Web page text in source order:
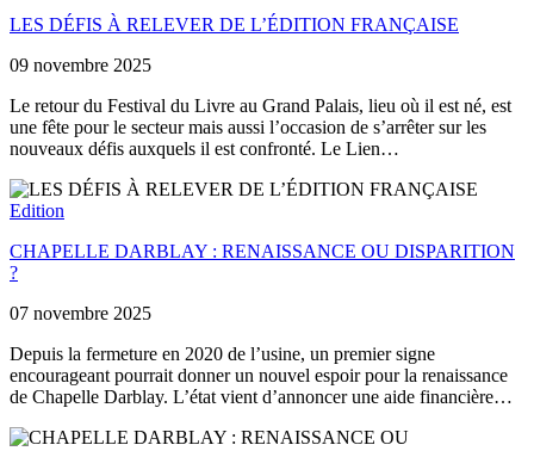
LES DÉFIS À RELEVER DE L’ÉDITION FRANÇAISE
09 novembre 2025
Le retour du Festival du Livre au Grand Palais, lieu où il est né, est
une fête pour le secteur mais aussi l’occasion de s’arrêter sur les
nouveaux défis auxquels il est confronté. Le Lien…
Edition
CHAPELLE DARBLAY : RENAISSANCE OU DISPARITION
?
07 novembre 2025
Depuis la fermeture en 2020 de l’usine, un premier signe
encourageant pourrait donner un nouvel espoir pour la renaissance
de Chapelle Darblay. L’état vient d’annoncer une aide financière…